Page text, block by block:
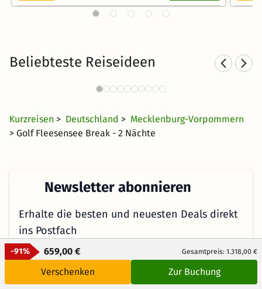
-91% 659,00 € Gesamtpreis: 1.318,00 €
Verschenken Zur Buchung
Beliebteste Reiseideen
Sporthotels in Mecklenburg-
Kurzreisen > Deutschland > Mecklenburg-Vorpommern
> Golf Fleesensee Break - 2 Nächte
Newsletter abonnieren
Erhalte die besten und neuesten Deals direkt
ins Postfach